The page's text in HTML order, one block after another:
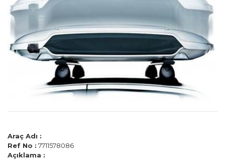
Araç Adı :
Ref No : 7711578086
Açıklama :